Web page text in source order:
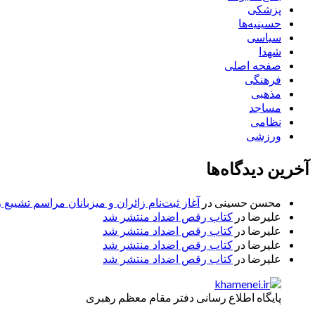
پزشکی
حسینیه‌ها
سیاسی
شهدا
صفحه اصلی
فرهنگی
مذهبی
مساجد
نظامی
ورزشی
آخرین دیدگاه‌ها
محسن حسینی در آغاز ثبت‌نام زائران و میزبانان مراسم
علیرضا در کتاب رقص اضداد منتشر شد
علیرضا در کتاب رقص اضداد منتشر شد
علیرضا در کتاب رقص اضداد منتشر شد
علیرضا در کتاب رقص اضداد منتشر شد
پایگاه اطلاع رسانی دفتر مقام معظم رهبری